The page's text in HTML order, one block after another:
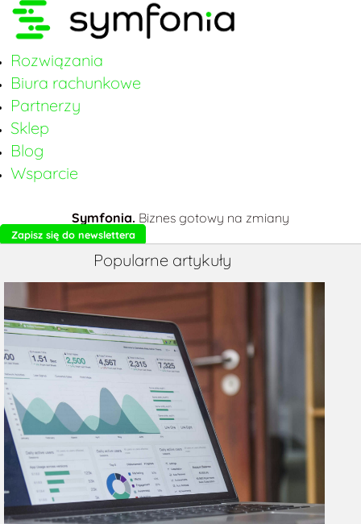
Rozwiązania
Biura rachunkowe
Partnerzy
Sklep
Blog
Wsparcie
Symfonia. Biznes gotowy na zmiany
Zapisz się do newslettera
Popularne artykuły